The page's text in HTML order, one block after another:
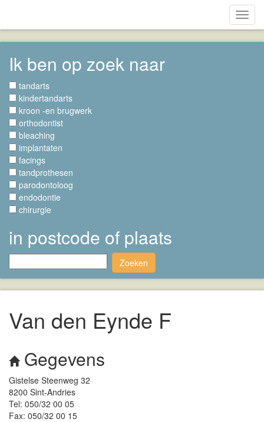
Ik ben op zoek naar
tandarts
kindertandarts
kroon -en brugwerk
orthodontist
bleaching
implantaten
facings
tandprothesen
parodontoloog
endodontie
chirurgie
in postcode of plaats
Zoeken
Van den Eynde F
Gegevens
Gistelse Steenweg 32
8200 Sint-Andries
Tel: 050/32 00 05
Fax: 050/32 00 15